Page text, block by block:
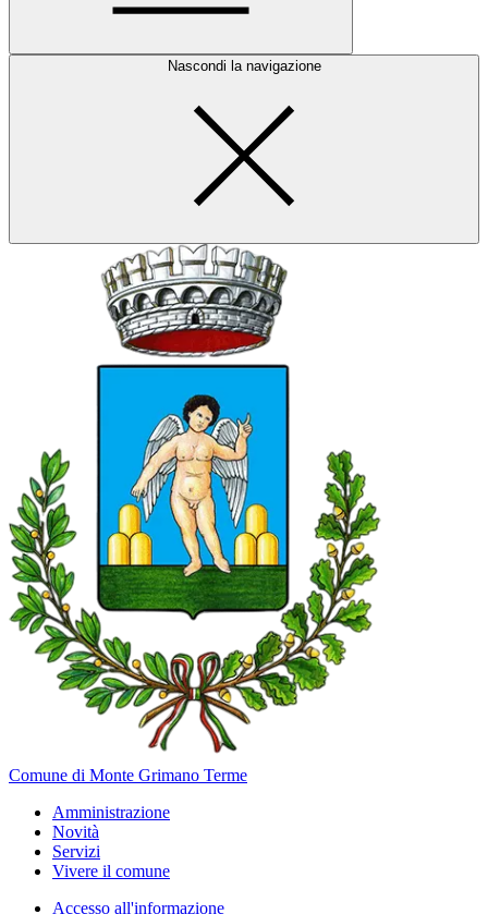
Nascondi la navigazione
Comune di Monte Grimano Terme
Amministrazione
Novità
Servizi
Vivere il comune
Accesso all'informazione